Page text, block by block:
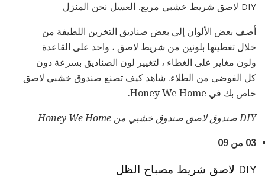
DIY لاصق شريط خشبي مربع. العسل نحن المنزل
أضف بعض الألوان إلى بعض صناديق التخزين اللطيفة من
خلال تغطيتها بلونين من شريط لاصق ، واحد على القاعدة
ولون مغاير على الغطاء ، لتغيير لون الصناديق بسرعة دون
كل الفوضى من الطلاء. شاهد كيف تصنع صندوق خشبي لاصق
خاص بك في Honey We Home.
DIY صندوق لاصق صندوق خشبي من Honey We Home
03 من 09
DIY لاصق شريط مصباح الظل